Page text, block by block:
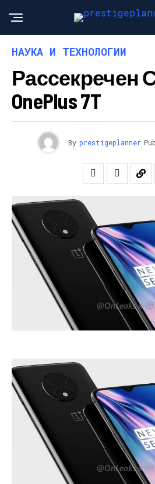
НАУКА И ТЕХНОЛОГИИ
Рассекречен
OnePlus 7T
By prestigeplanner